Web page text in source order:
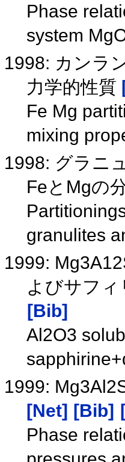
Phase
system
1998: カンラ
力学的性質
Fe Mg
mixing
1998: グラニ
FeとMgの
granulites
1999:
よびサフ
[Bib]
Al2O3
1999:
[Net] [Bib]
Phase